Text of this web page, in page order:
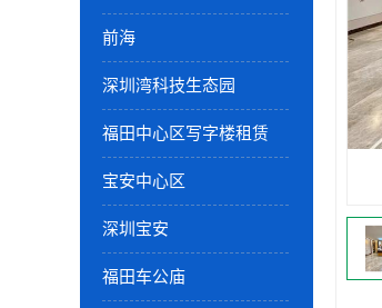
前海
深圳湾科技生态园
福田中心区写字楼租赁
宝安中心区
深圳宝安
福田车公庙